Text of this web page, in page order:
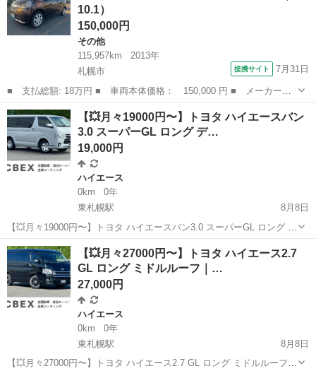
やかし程度のお問い合わせはご遠慮...
10.1）
150,000円
その他
115,957km
2013年
札幌市
提携サイト 7月31日
■ 支払総額: 18万円 ■ 車両本体価格： 150,000 円 ■ メーカー
名： トヨタ ■ 車種名： ピクシスエポック ■ グレード名： Ｇ
ｆ ４ＷＤ ■ 排気量： 660cc ■ ドア枚数： 5D ■ ミッション：
...
北海道 札幌市 その他
【💥月々19000円〜】トヨタ ハイエースバン
3.0 スーパーGL ロング デ…
19,000円
ハイエース
0km
0年
東札幌駅
8月8日
【💥月々19000円〜】トヨタ ハイエースバン3.0 スーパーGL ロング デ
ィーゼルターボ ｜自社ローン◎｜ 「自社ローン」「信用回復ロー
ン」多数ローンのお取り扱いございます💡 ⚠当店へのお問い合わせ・
審査...
北海道 札幌市 東札幌駅 ハイエース ロング
【💥月々27000円〜】トヨタ ハイエース2.7
GL ロング ミドルルーフ｜…
27,000円
ハイエース
0km
0年
東札幌駅
8月8日
【💥月々27000円〜】トヨタ ハイエース2.7 GL ロング ミドルルーフ｜